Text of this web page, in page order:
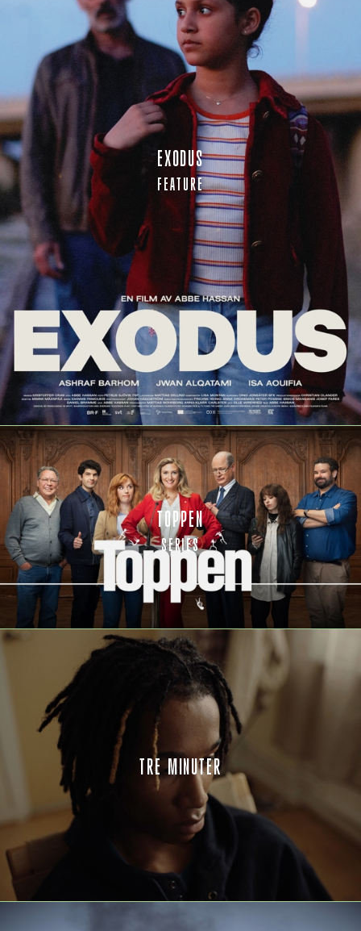
EXODUS
FEATURE
TOPPEN
SERIES
TRE MINUTER